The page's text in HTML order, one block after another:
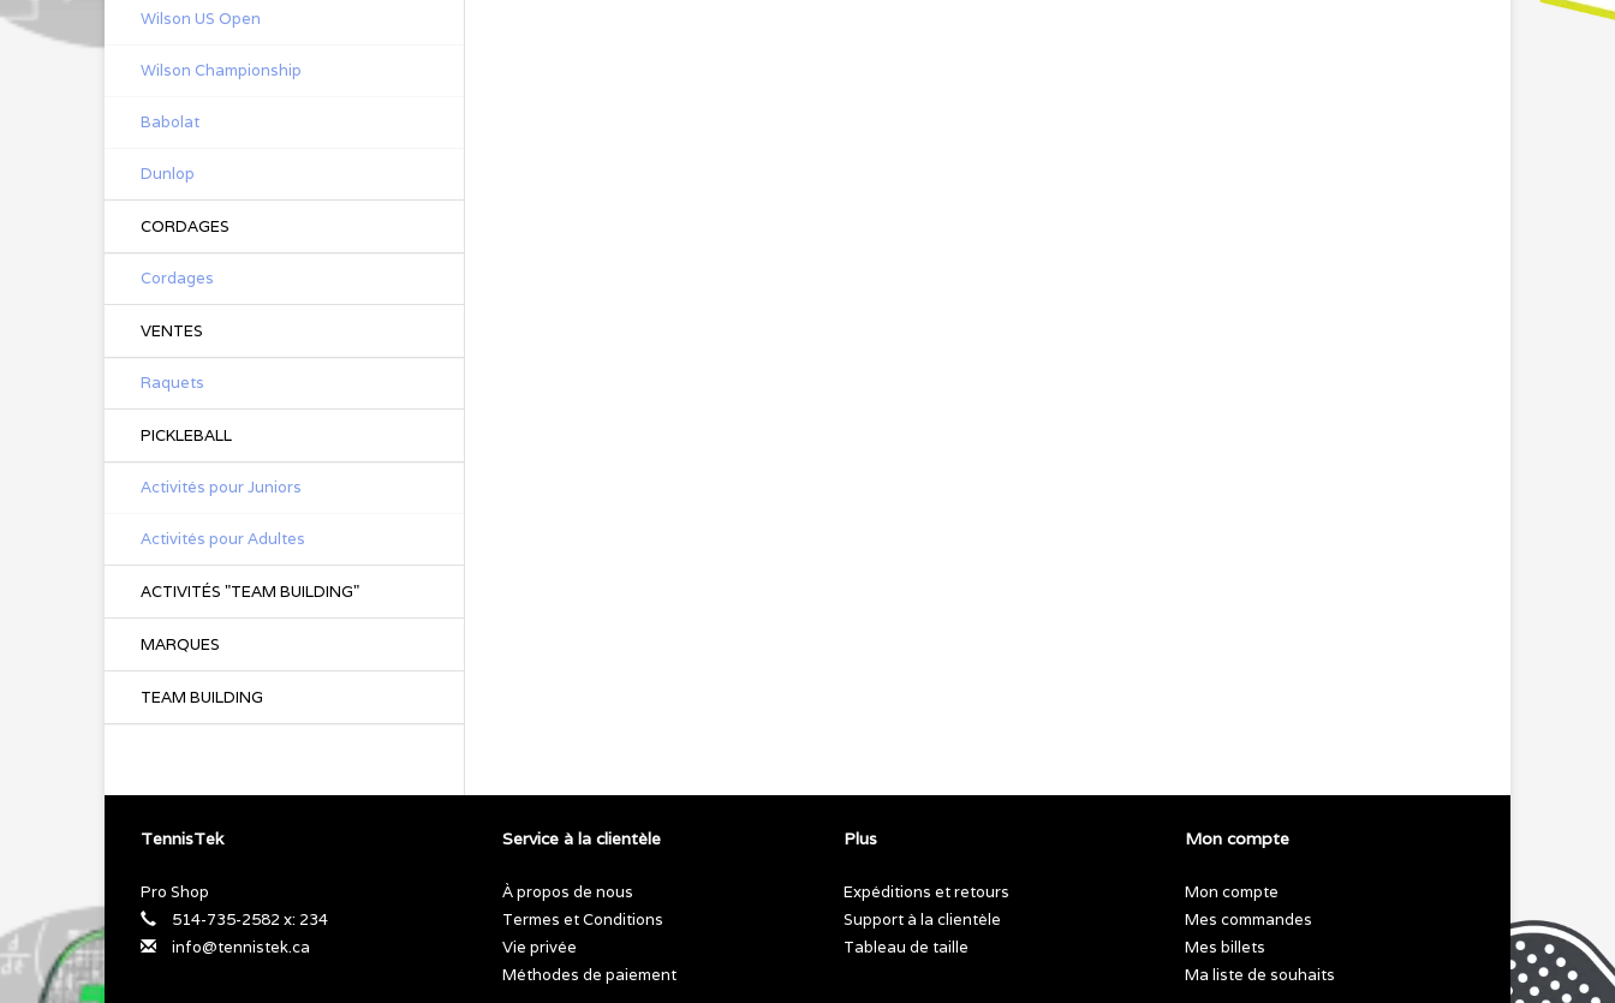
Wilson US Open
Wilson Championship
Babolat
Dunlop
CORDAGES
Cordages
VENTES
Raquets
PICKLEBALL
Activités pour Juniors
Activités pour Adultes
ACTIVITÉS "TEAM BUILDING"
MARQUES
TEAM BUILDING
TennisTek
Pro Shop
514-735-2582 x: 234
info@tennistek.ca
Service à la clientèle
À propos de nous
Termes et Conditions
Vie privée
Méthodes de paiement
Plus
Expéditions et retours
Support à la clientèle
Tableau de taille
Mon compte
Mon compte
Mes commandes
Mes billets
Ma liste de souhaits